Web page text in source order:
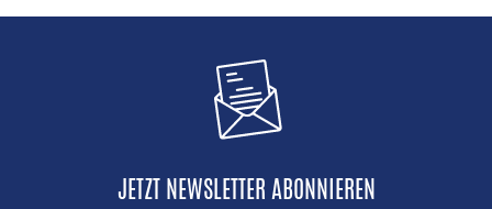
JETZT NEWSLETTER ABONNIEREN